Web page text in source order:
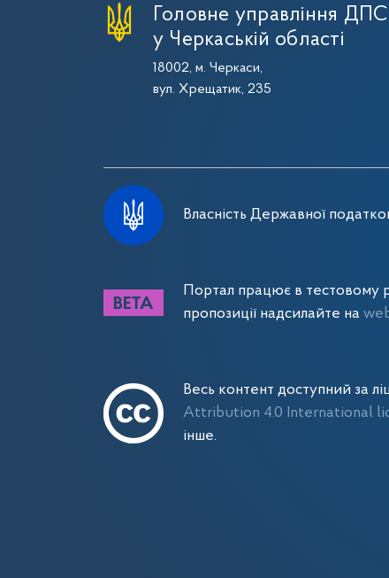
Головне управління ДПС
у Черкаській області
18002, м. Черкаси,
вул. Хрещатик, 235
Власність Державної
Портал працює в тестовому
пропозиції надсилайте на
Весь контент доступний за
Attribution 4.0 International
інше.